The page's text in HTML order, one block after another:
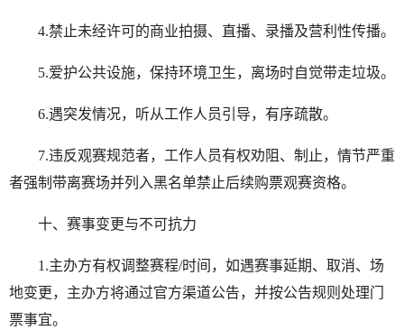
4.禁止未经许可的商业拍摄、直播、录播及营利性传播。
5.爱护公共设施，保持环境卫生，离场时自觉带走垃圾。
6.遇突发情况，听从工作人员引导，有序疏散。
7.违反观赛规范者，工作人员有权劝阻、制止，情节严重
者强制带离赛场并列入黑名单禁止后续购票观赛资格。
十、赛事变更与不可抗力
1.主办方有权调整赛程/时间，如遇赛事延期、取消、场
地变更，主办方将通过官方渠道公告，并按公告规则处理门
票事宜。